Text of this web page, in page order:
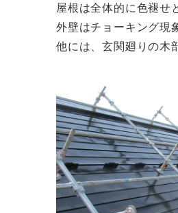
屋根は全体的に色褪せ
外壁はチョーキング現
他には、玄関廻りの木